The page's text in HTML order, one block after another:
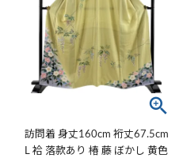
訪問着 身丈160cm 裄丈67.5cm
L 袷 落款あり 椿 藤 ぼかし 黄色